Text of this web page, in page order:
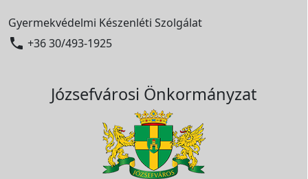
Gyermekvédelmi Készenléti Szolgálat
 +36 30/493-1925
Józsefvárosi Önkormányzat